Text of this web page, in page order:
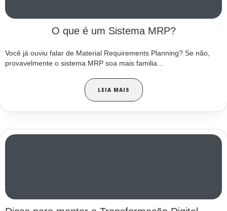
O que é um Sistema MRP?
Você já ouviu falar de Material Requirements Planning? Se não,
provavelmente o sistema MRP soa mais familia...
LEIA MAIS